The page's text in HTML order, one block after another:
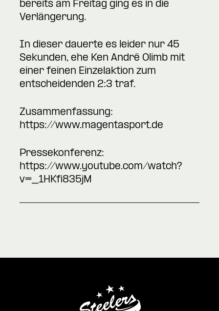
bereits am Freitag ging es in die
Verlängerung.
In dieser dauerte es leider nur 45
Sekunden, ehe Ken André Olimb mit
einer feinen Einzelaktion zum
entscheidenden 2:3 traf.
Zusammenfassung:
https://www.magentasport.de
Pressekonferenz:
https://www.youtube.com/watch?
v=_1HKfi835jM